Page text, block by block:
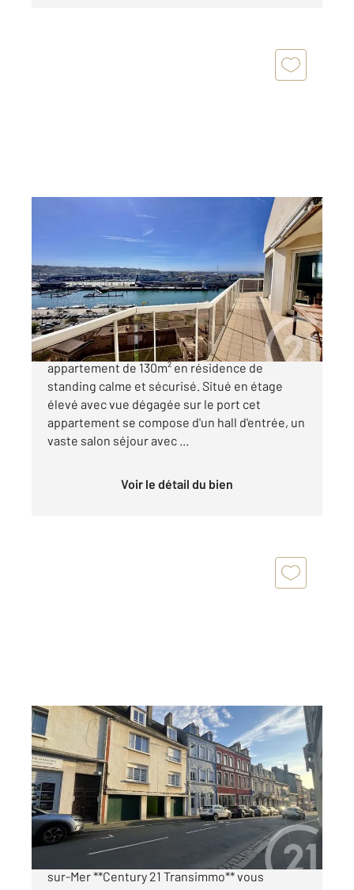
BOULOGNE SUR MER 62
, 6 pièces
Appartement F4 à vendre
495 000 €
BOULOGNE SUR MER - VUE PORT Spacieux
appartement de 130m² en résidence de
standing calme et sécurisé. Situé en étage
élevé avec vue dégagée sur le port cet
appartement se compose d'un hall d'entrée, un
vaste salon séjour avec ...
Voir le détail du bien
BOULOGNE SUR MER 62
71,10 m
, 3 pièces
Ref : 18977
Appartement à vendre
106 500 €
À vendre : Appartement 3 pièces à Boulogne-
sur-Mer **Century 21 Transimmo** vous